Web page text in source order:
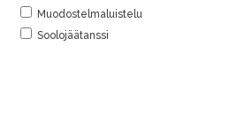
Muodostelmaluistelu
Soolojäätanssi